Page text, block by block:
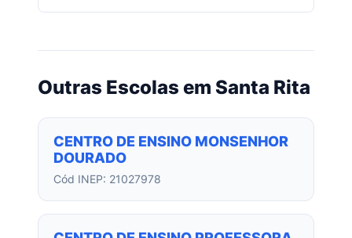
Outras Escolas em Santa Rita
CENTRO DE ENSINO MONSENHOR
DOURADO
Cód INEP: 21027978